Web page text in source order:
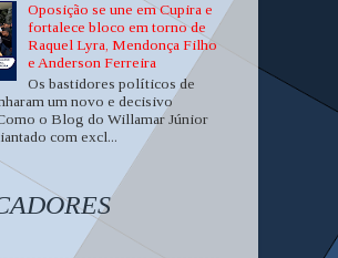
Oposição se une em Cupira e
fortalece bloco em torno de
Raquel Lyra, Mendonça Filho
e Anderson Ferreira
Os bastidores políticos de
um novo e decisivo
o Blog do Willamar Júnior
com excl...